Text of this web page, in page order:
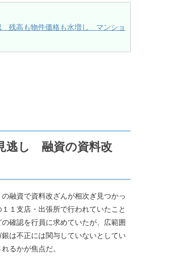
残高も物件価格も水増し マンショ
逃し 融資の資料改
融資で資料改ざんが相次ぎ見つかっ
１支店・出張所で行われていたこと
確認を行員に求めていたが、広範囲
は不正には関与していないとしてい
るかが焦点だ。